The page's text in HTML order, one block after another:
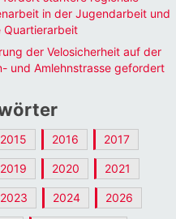
in der Jugendarbeit und
der Velosicherheit auf der
und Amlehnstrasse gefordert
2015 2016 2017
2019 2020 2021
2023 2024 2026